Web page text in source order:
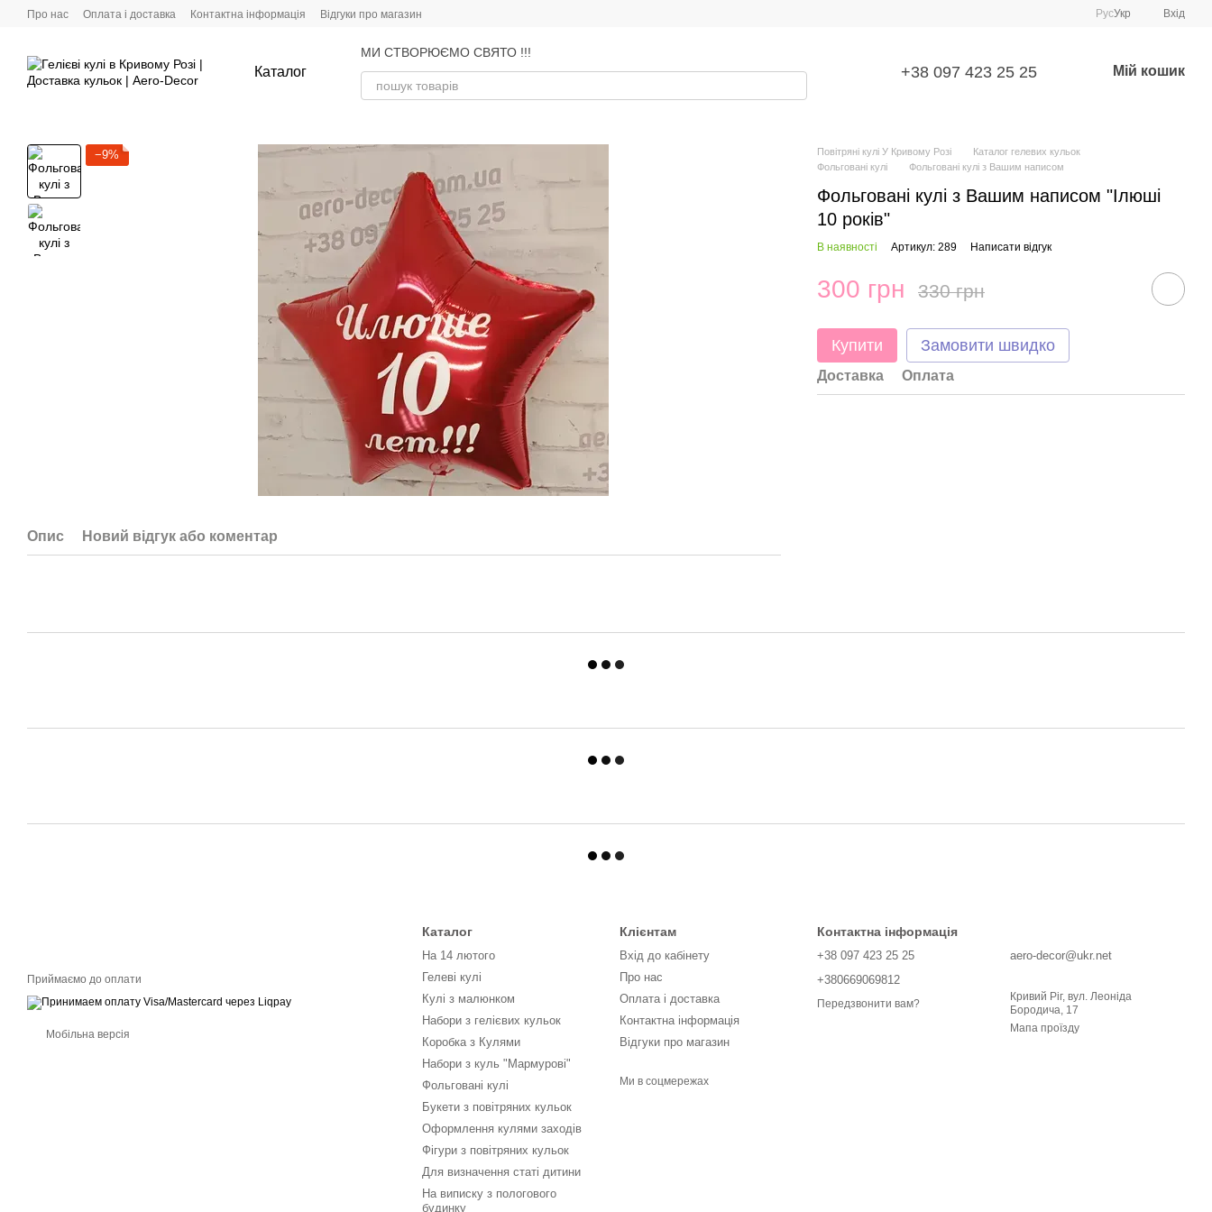
Перейти до основного контенту
Про нас Оплата і доставка Контактна інформація Відгуки про магазин РусУкр Вхід
Каталог
МИ СТВОРЮЄМО СВЯТО !!!
+38 097 423 25 25 Мій кошик
−9%
Опис Новий відгук або коментар
Повітряні кулі У Кривому Розі
Каталог гелевих кульок
Фольговані кулі
Фольговані кулі з Вашим написом
Фольговані кулі з Вашим написом "Ілюші
10 років"
В наявності Артикул: 289 Написати відгук
300 грн 330 грн
Купити Замовити швидко
Доставка Оплата
Приймаємо до оплати
Мобільна версія
Каталог
На 14 лютого
Гелеві кулі
Кулі з малюнком
Набори з гелієвих кульок
Коробка з Кулями
Набори з куль "Мармурові"
Фольговані кулі
Букети з повітряних кульок
Оформлення кулями заходів
Фігури з повітряних кульок
Для визначення статі дитини
На виписку з пологового
будинку
Клієнтам
Вхід до кабінету
Про нас
Оплата і доставка
Контактна інформація
Відгуки про магазин
Ми в соцмережах
Контактна інформація
+38 097 423 25 25
+380669069812
Передзвонити вам?
aero-decor@ukr.net
Кривий Ріг, вул. Леоніда
Бородича, 17
Мапа проїзду